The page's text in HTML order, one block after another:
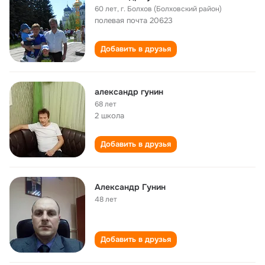
60 лет,г. Болхов (Болховский район)
полевая почта 20623
Добавить в друзья
александр гунин
68 лет
2 школа
Добавить в друзья
Александр Гунин
48 лет
Добавить в друзья